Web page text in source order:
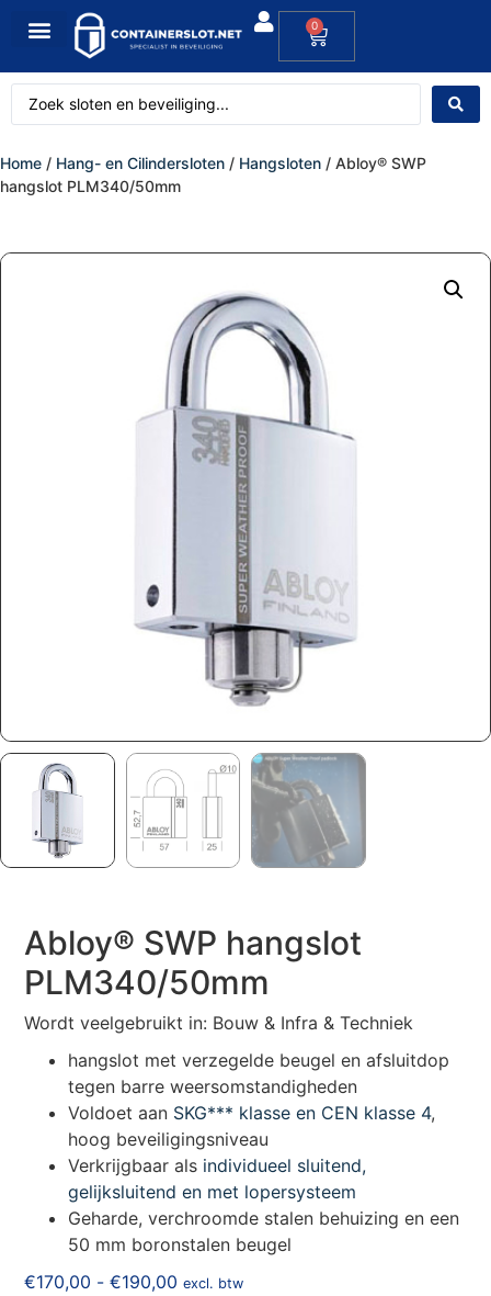
0
Home / Hang- en Cilindersloten / Hangsloten / Abloy® SWP
hangslot PLM340/50mm
Abloy® SWP hangslot
PLM340/50mm
Wordt veelgebruikt in: Bouw & Infra & Techniek
hangslot met verzegelde beugel en afsluitdop
tegen barre weersomstandigheden
Voldoet aan SKG*** klasse en CEN klasse 4,
hoog beveiligingsniveau
Verkrijgbaar als individueel sluitend,
gelijksluitend en met lopersysteem
Geharde, verchroomde stalen behuizing en een
50 mm boronstalen beugel
€170,00 - €190,00 excl. btw